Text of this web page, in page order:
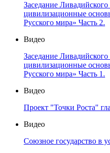
Заседание
цивилизационные
Русского мира» Часть 2.
Видео
Заседание
цивилизационные
Русского мира» Часть 1.
Видео
Проект "Точки Роста"
Видео
Союзное государство в